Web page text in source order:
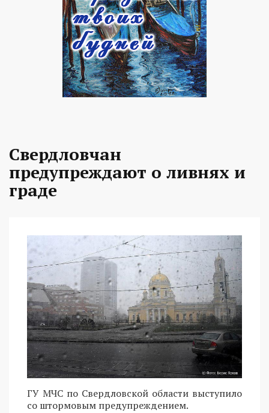
Свердловчан
предупреждают о ливнях и
граде
ГУ МЧС по Свердловской области выступило
со штормовым предупреждением.